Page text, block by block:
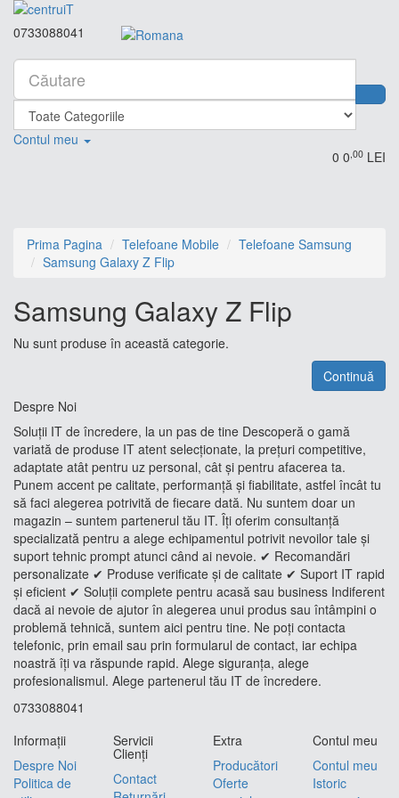
0733088041
Contul meu
0 0,00 LEI
Prima Pagina Telefoane Mobile
Telefoane Samsung
Samsung Galaxy Z Flip
Samsung Galaxy Z Flip
Nu sunt produse în această categorie.
Continuă
Despre Noi
Soluții IT de încredere, la un pas de tine Descoperă o gamă
variată de produse IT atent selecționate, la prețuri competitive,
adaptate atât pentru uz personal, cât și pentru afacerea ta.
Punem accent pe calitate, performanță și fiabilitate, astfel încât tu
să faci alegerea potrivită de fiecare dată. Nu suntem doar un
magazin – suntem partenerul tău IT. Îți oferim consultanță
specializată pentru a alege echipamentul potrivit nevoilor tale și
suport tehnic prompt atunci când ai nevoie. ✔ Recomandări
personalizate ✔ Produse verificate și de calitate ✔ Suport IT rapid
și eficient ✔ Soluții complete pentru acasă sau business Indiferent
dacă ai nevoie de ajutor în alegerea unui produs sau întâmpini o
problemă tehnică, suntem aici pentru tine. Ne poți contacta
telefonic, prin email sau prin formularul de contact, iar echipa
noastră îți va răspunde rapid. Alege siguranța, alege
profesionalismul. Alege partenerul tău IT de încredere.
0733088041
Informaţii
Despre Noi
Politica de
Servicii
Clienţi
Contact
Extra
Producători
Oferte
Contul meu
Contul meu
Istoric